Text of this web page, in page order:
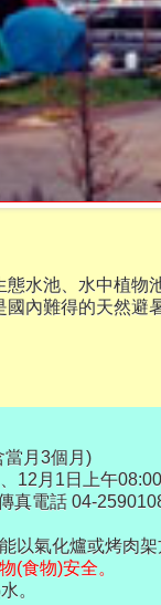
水池、水中植
內難得的天然避
當月3個月)
12月1日上午
真電話 04-
以氣化爐或烤肉架
(食物)安全。
。